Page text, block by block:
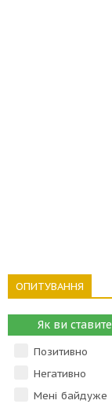
ОПИТУВАННЯ
Як ви
Позитивно
Негативно
Мені байдуже